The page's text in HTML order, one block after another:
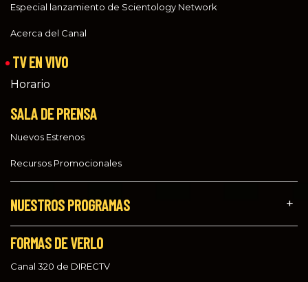
Especial lanzamiento de Scientology Network
Acerca del Canal
TV EN VIVO
Horario
SALA DE PRENSA
Nuevos Estrenos
Recursos Promocionales
NUESTROS PROGRAMAS
FORMAS DE VERLO
Canal 320 de DIRECTV